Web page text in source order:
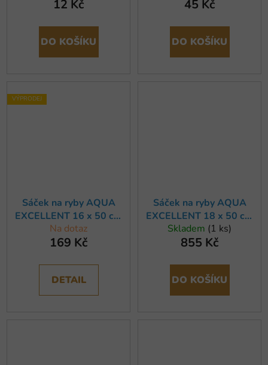
12 Kč
DO KOŠÍKU
45 Kč
DO KOŠÍKU
VÝPRODEJ
Sáček na ryby AQUA
EXCELLENT 16 x 50 cm
(50ks) (x)
Na dotaz
169 Kč
DETAIL
Sáček na ryby AQUA
EXCELLENT 18 x 50 cm
(250ks)
Skladem (1 ks)
855 Kč
DO KOŠÍKU